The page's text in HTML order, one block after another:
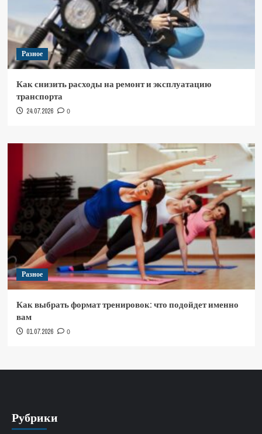
Разное
Как снизить расходы на ремонт и эксплуатацию
транспорта
24.07.2026 0
Разное
Как выбрать формат тренировок: что подойдет именно
вам
01.07.2026 0
Рубрики